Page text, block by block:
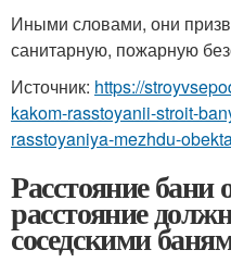
Иными словами, они
санитарную, пожарную
Источник: https://
kakom-rasstoyanii-stroit-
rasstoyaniya-mezhdu-
Расстояние бани
расстояние
соседскими